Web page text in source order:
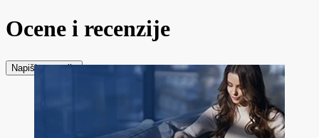
Ocene i recenzije
Napiši recenziju